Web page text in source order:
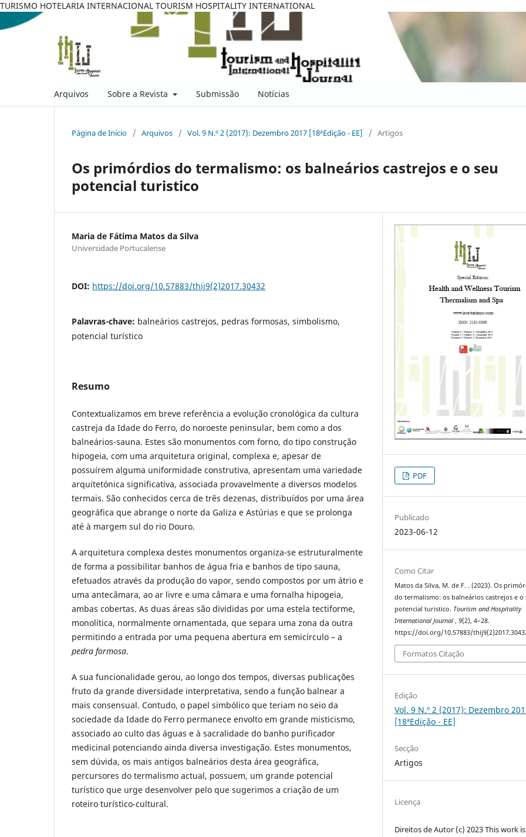
TURISMO HOTELARIA INTERNACIONAL TOURISM HOSPITALITY INTERNATIONAL
Arquivos Sobre a Revista Submissão Notícias
Página de Início / Arquivos / Vol. 9 N.º 2 (2017): Dezembro 2017 [18ªEdição - EE] / Artigos
Os primórdios do termalismo: os balneários castrejos e o seu
potencial turistico
Maria de Fátima Matos da Silva
Universidade Portucalense
DOI: https://doi.org/10.57883/thij9(2)2017.30432
Palavras-chave: balneários castrejos, pedras formosas, simbolismo,
potencial turístico
Resumo
Contextualizamos em breve referência a evolução cronológica da cultura
castreja da Idade do Ferro, do noroeste peninsular, bem como a dos
balneários-sauna. Estes são monumentos com forno, do tipo construção
hipogeia, com uma arquitetura original, complexa e, apesar de
possuírem alguma uniformidade construtiva, apresentam uma variedade
arquitetónica significativa, associada provavelmente a diversos modelos
termais. São conhecidos cerca de três dezenas, distribuídos por uma área
geográfica que abrange o norte da Galiza e Astúrias e que se prolonga
até à margem sul do rio Douro.
A arquitetura complexa destes monumentos organiza-se estruturalmente
de forma a possibilitar banhos de água fria e banhos de tipo sauna,
efetuados através da produção do vapor, sendo compostos por um átrio e
uma antecâmara, ao ar livre e uma câmara e uma fornalha hipogeia,
ambas cobertas. As duas áreas são divididas por uma estela tectiforme,
monolítica, normalmente ornamentada, que separa uma zona da outra
permitindo a entrada por uma pequena abertura em semicírculo – a
pedra formosa.
A sua funcionalidade gerou, ao longo dos tempos, diversas publicações
fruto da grande diversidade interpretativa, sendo a função balnear a
mais consensual. Contudo, o papel simbólico que teriam no seio da
sociedade da Idade do Ferro permanece envolto em grande misticismo,
associado ao culto das águas e à sacralidade do banho purificador
medicinal potenciando ainda diversa investigação. Estes monumentos,
sem dúvida, os mais antigos balneários desta área geográfica,
percursores do termalismo actual, possuem, um grande potencial
turístico que urge desenvolver pelo que sugerimos a criação de um
roteiro turístico-cultural.
PDF
Publicado
2023-06-12
Como Citar
Matos da Silva, M. de F. . (2023). Os
do termalismo: os balneários castrejos e o
potencial turistico. Tourism and Hospitality
International Journal,9(2), 4–28.
https://doi.org/10.57883/
Formatos Citação
Edição
Vol. 9 N.º 2 (2017): Dezembro
[18ªEdição - EE]
Secção
Artigos
Licença
Direitos de Autor (c) 2023 This work is